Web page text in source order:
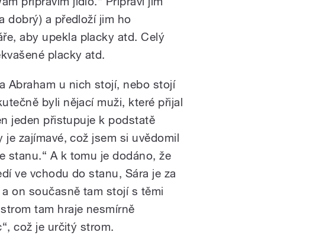
dobrý) a předloží jim ho
aby upekla placky atd. Celý
placky atd.
Abraham u nich stojí, nebo stojí
byli nějací muži, které přijal
jeden přistupuje k podstatě
je zajímavé, což jsem si uvědomil
stanu.“ A k tomu je dodáno, že
ve vchodu do stanu, Sára je za
on současně tam stojí s těmi
tam hraje nesmírně
což je určitý strom.